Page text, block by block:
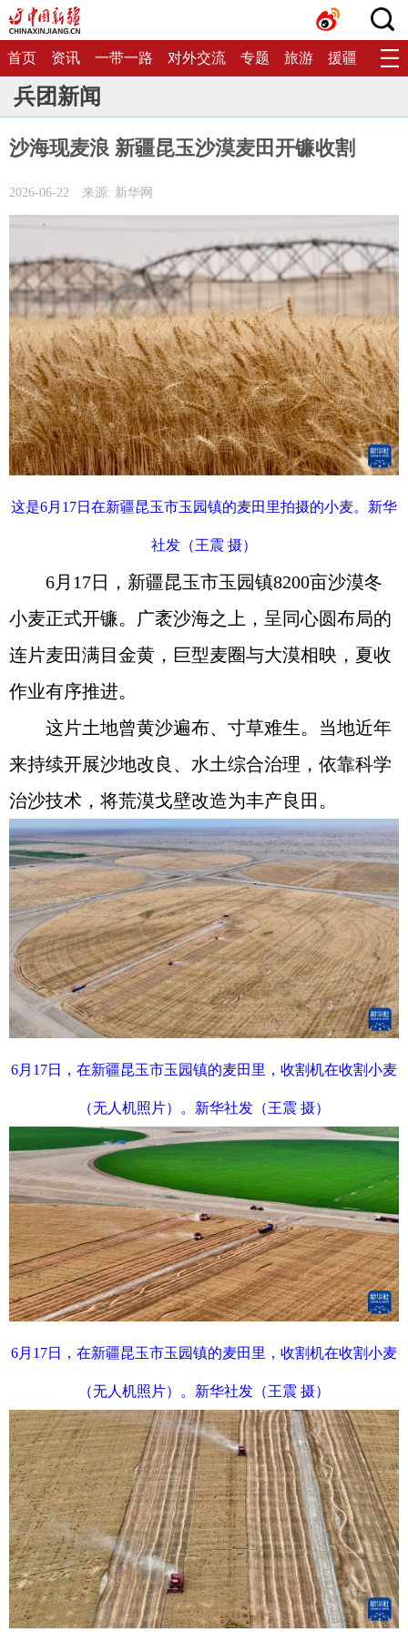
首页 资讯 一带一路 对外交流 专题 旅游 援疆 生态
兵团新闻
沙海现麦浪 新疆昆玉沙漠麦田开镰收割
2026-06-22 来源: 新华网
这是6月17日在新疆昆玉市玉园镇的麦田里拍摄的小麦。新华
社发（王震 摄）
6月17日，新疆昆玉市玉园镇8200亩沙漠冬
小麦正式开镰。广袤沙海之上，呈同心圆布局的
连片麦田满目金黄，巨型麦圈与大漠相映，夏收
作业有序推进。
这片土地曾黄沙遍布、寸草难生。当地近年
来持续开展沙地改良、水土综合治理，依靠科学
治沙技术，将荒漠戈壁改造为丰产良田。
6月17日，在新疆昆玉市玉园镇的麦田里，收割机在收割小麦
（无人机照片）。新华社发（王震 摄）
6月17日，在新疆昆玉市玉园镇的麦田里，收割机在收割小麦
（无人机照片）。新华社发（王震 摄）